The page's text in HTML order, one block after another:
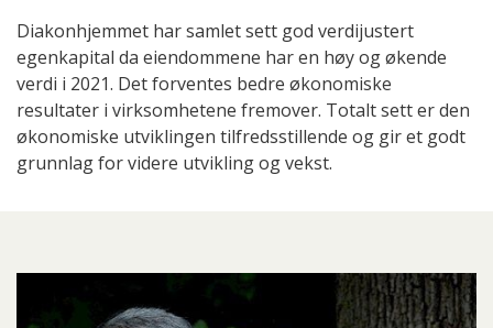
Diakonhjemmet har samlet sett god verdijustert
egenkapital da eiendommene har en høy og økende
verdi i 2021. Det forventes bedre økonomiske
resultater i virksomhetene fremover. Totalt sett er den
økonomiske utviklingen tilfredsstillende og gir et godt
grunnlag for videre utvikling og vekst.